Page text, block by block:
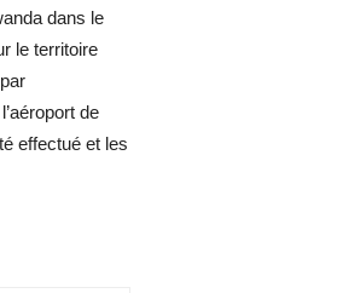
dans le
le territoire
de
effectué et les